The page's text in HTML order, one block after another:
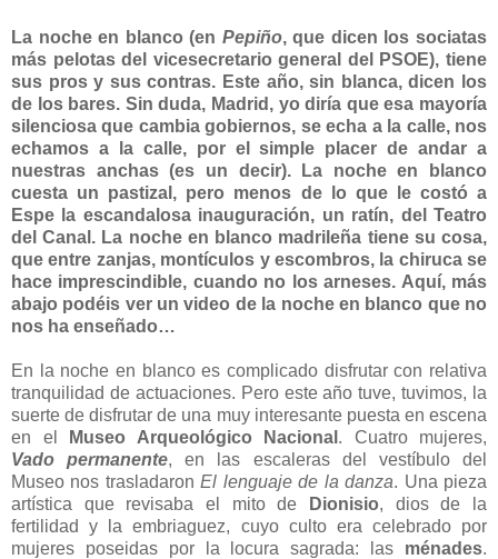
La noche en blanco (en Pepiño, que dicen los sociatas
más pelotas del vicesecretario general del PSOE), tiene
sus pros y sus contras. Este año, sin blanca, dicen los
de los bares. Sin duda, Madrid, yo diría que esa mayoría
silenciosa que cambia gobiernos, se echa a la calle, nos
echamos a la calle, por el simple placer de andar a
nuestras anchas (es un decir). La noche en blanco
cuesta un pastizal, pero menos de lo que le costó a
Espe la escandalosa inauguración, un ratín, del Teatro
del Canal. La noche en blanco madrileña tiene su cosa,
que entre zanjas, montículos y escombros, la chiruca se
hace imprescindible, cuando no los arneses. Aquí, más
abajo podéis ver un video de la noche en blanco que no
nos ha enseñado…
En la noche en blanco es complicado disfrutar con relativa
tranquilidad de actuaciones. Pero este año tuve, tuvimos, la
suerte de disfrutar de una muy interesante puesta en escena
en el
Museo Arqueológico Nacional . Cuatro mujeres,
Vado permanente, en las escaleras del vestíbulo del
Museo nos trasladaronEl lenguaje de la danza. Una pieza
artística que revisaba el mito de
Dionisio, dios de la
fertilidad y la embriaguez, cuyo culto era celebrado por
mujeres poseidas por la locura sagrada: las ménades.